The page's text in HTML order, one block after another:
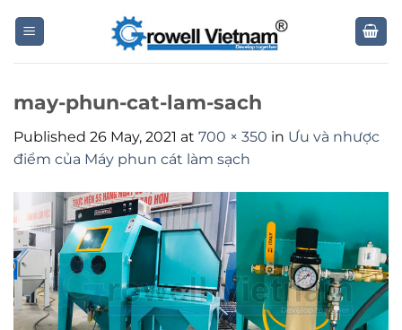
may-phun-cat-lam-sach
Published 26 May, 2021 at 700 × 350 in Ưu và nhược
điểm của Máy phun cát làm sạch